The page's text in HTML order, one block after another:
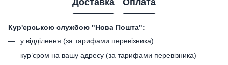
Кур'єрською службою "Нова Пошта":
у відділення (за тарифами перевізника)
кур’єром на вашу адресу (за тарифами перевізника)